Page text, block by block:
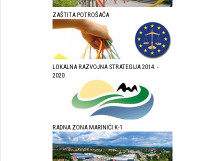
ZAŠTITA POTROŠAĆA
LOKALNA RAZVOJNA STRATEGIJA 2014. -
2020.
RADNA ZONA MARINIĆI K-1